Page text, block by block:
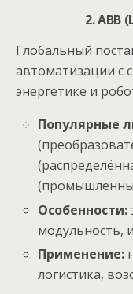
2.
Глобальный
автоматизации с
энергетике и
Популярные
Особенности:
модульность,
Применение:
логистика,